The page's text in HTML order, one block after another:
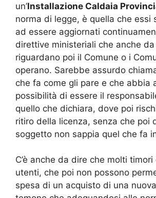
un’Installazione Caldaia
norma di legge, è quella che essi
ad essere aggiornati
direttive ministeriali che anche
riguardano poi il Comune o i
operano. Sarebbe assurdo
che fa come gli pare e che abbia
possibilità di essere il
quello che dichiara, dove poi
ritiro della licenza, senza che poi
soggetto non sappia quel che fa
C’è anche da dire che molti
utenti, che poi non possono
spesa di un acquisto di una